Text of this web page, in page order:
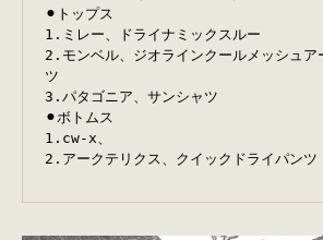
⚫︎トップス
1.ミレー、ドライナミックスルー
2.モンベル、ジオラインクールメッシュア
ツ
3.パタゴニア、サンシャツ
⚫︎ボトムス
1.cw-x、
2.アークテリクス、クイックドライパンツ